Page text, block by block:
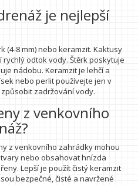
je nejlepší
(4-8 mm) nebo keramzit. Kaktusy
odtok vody. Štěrk poskytuje
nádobu. Keramzit je lehčí a
nebo perlit používejte jen v
zadržování vody.
z venkovního
z venkovního zahrádky mohou
nebo obsahovat hnízda
Lepší je použít čistý keramzit
bezpečné, čisté a navržené